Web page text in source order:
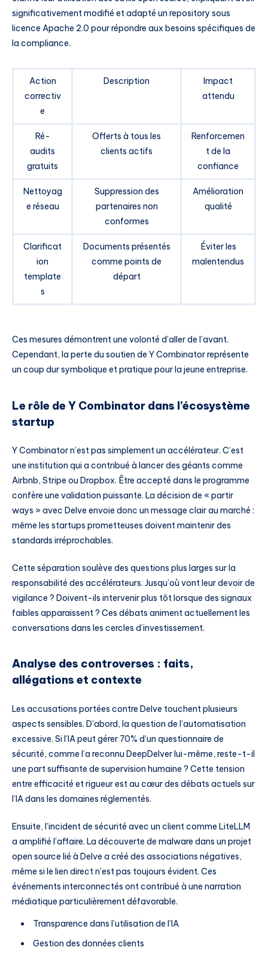
significativement modifié et adapté un repository sous
licence Apache 2.0 pour répondre aux besoins spécifiques de
la compliance.
Action
correctiv
e
Description
Impact
attendu
Ré-
audits
gratuits
Offerts à tous les
clients actifs
Renforcemen
t de la
confiance
Nettoyag
e réseau
Suppression des
partenaires non
conformes
Amélioration
qualité
Clarificat
ion
template
s
Documents présentés
comme points de
départ
Éviter les
malentendus
Ces mesures démontrent une volonté d’aller de l’avant.
Cependant, la perte du soutien de Y Combinator représente
un coup dur symbolique et pratique pour la jeune entreprise.
Le rôle de Y Combinator dans l’écosystème
startup
Y Combinator n’est pas simplement un accélérateur. C’est
une institution qui a contribué à lancer des géants comme
Airbnb, Stripe ou Dropbox. Être accepté dans le programme
confère une validation puissante. La décision de « partir
ways » avec Delve envoie donc un message clair au marché :
même les startups prometteuses doivent maintenir des
standards irréprochables.
Cette séparation soulève des questions plus larges sur la
responsabilité des accélérateurs. Jusqu’où vont leur devoir de
vigilance ? Doivent-ils intervenir plus tôt lorsque des signaux
faibles apparaissent ? Ces débats animent actuellement les
conversations dans les cercles d’investissement.
Analyse des controverses : faits,
allégations et contexte
Les accusations portées contre Delve touchent plusieurs
aspects sensibles. D’abord, la question de l’automatisation
excessive. Si l’IA peut gérer 70% d’un questionnaire de
sécurité, comme l’a reconnu DeepDelver lui-même, reste-t-il
une part suffisante de supervision humaine ? Cette tension
entre efficacité et rigueur est au cœur des débats actuels sur
l’IA dans les domaines réglementés.
Ensuite, l’incident de sécurité avec un client comme LiteLLM
a amplifié l’affaire. La découverte de malware dans un projet
open source lié à Delve a créé des associations négatives,
même si le lien direct n’est pas toujours évident. Ces
événements interconnectés ont contribué à une narration
médiatique particulièrement défavorable.
Transparence dans l’utilisation de l’IA
Gestion des données clients